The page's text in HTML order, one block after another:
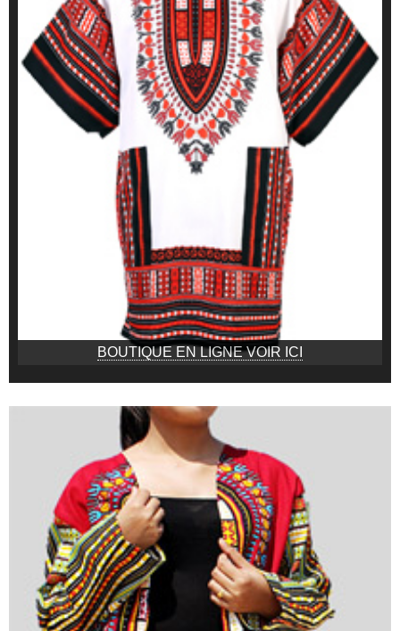
BOUTIQUE EN LIGNE VOIR ICI